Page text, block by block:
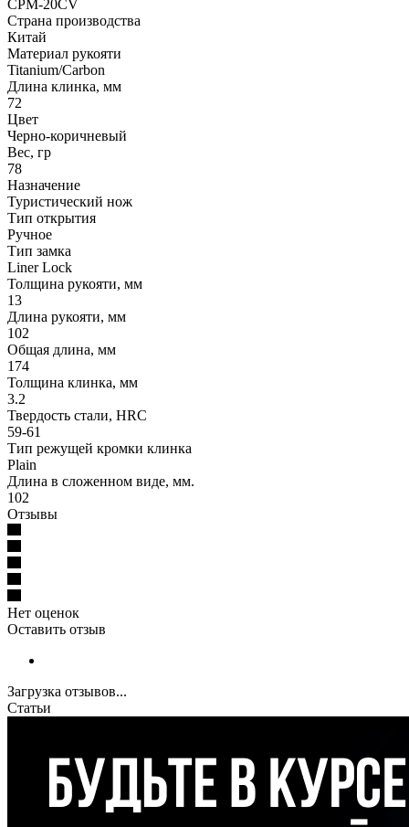
CPM-20CV
Страна производства
Китай
Материал рукояти
Titanium/Carbon
Длина клинка, мм
72
Цвет
Черно-коричневый
Вес, гр
78
Назначение
Туристический нож
Тип открытия
Ручное
Тип замка
Liner Lock
Толщина рукояти, мм
13
Длина рукояти, мм
102
Общая длина, мм
174
Толщина клинка, мм
3.2
Твердость стали, HRC
59-61
Тип режущей кромки клинка
Plain
Длина в сложенном виде, мм.
102
Отзывы
Нет оценок
Оставить отзыв
Загрузка отзывов...
Статьи